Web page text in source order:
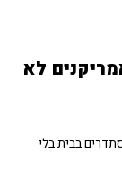
לא
בבית בלי